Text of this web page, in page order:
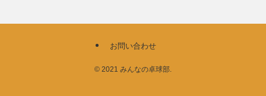
お問い合わせ
© 2021 みんなの卓球部.